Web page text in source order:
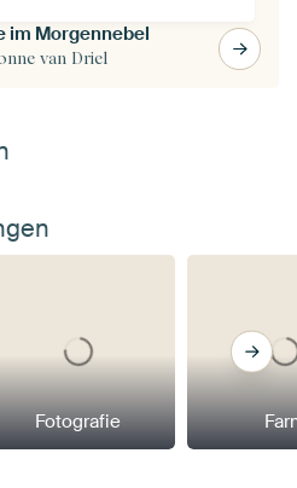
im Morgennebel
van Driel
Fotografie